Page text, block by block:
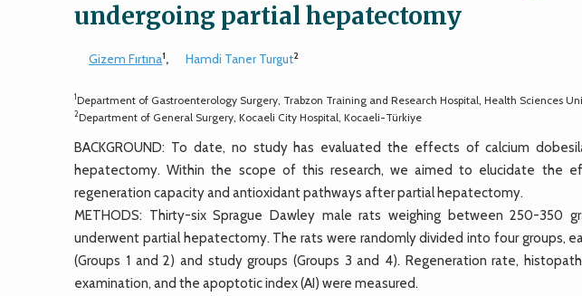
undergoing partial hepatectomy
Gizem Fırtına1, Hamdi Taner Turgut2
1Department of Gastroenterology Surgery, Trabzon Training and Research Hospital, Health Sciences
2Department of General Surgery, Kocaeli City Hospital, Kocaeli-Türkiye
BACKGROUND: To date, no study has evaluated the effects of calcium
hepatectomy. Within the scope of this research, we aimed to elucidate the
regeneration capacity and antioxidant pathways after partial hepatectomy.
METHODS: Thirty-six Sprague Dawley male rats weighing between 250-350
underwent partial hepatectomy. The rats were randomly divided into four groups,
(Groups 1 and 2) and study groups (Groups 3 and 4). Regeneration rate,
examination, and the apoptotic index (AI) were measured.